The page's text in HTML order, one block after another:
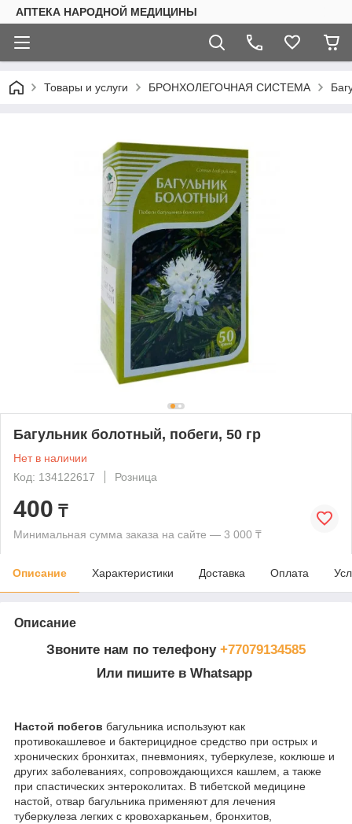
АПТЕКА НАРОДНОЙ МЕДИЦИНЫ
Товары и услуги БРОНХОЛЕГОЧНАЯ СИСТЕМА
Багульник болотный, побеги, 50 гр
Нет в наличии
Код: 134122617
Розница
400 ₸
Минимальная сумма заказа на сайте — 3 000 ₸
Описание Характеристики Доставка Оплата
Описание
Звоните нам по телефону +77079134585
Или пишите в Whatsapp
Настой побегов багульника используют как
противокашлевое и бактерицидное средство при острых и
хронических бронхитах, пневмониях, туберкулезе, коклюше и
других заболеваниях, сопровождающихся кашлем, а также
при спастических энтероколитах. В тибетской медицине
настой, отвар багульника применяют для лечения
туберкулеза легких с кровохарканьем, бронхитов,